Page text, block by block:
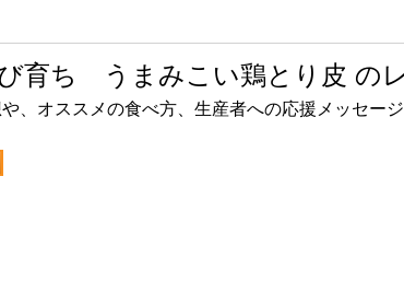
育ち うまみこい鶏とり皮 の
、オススメの食べ方、生産者への応援メッセー